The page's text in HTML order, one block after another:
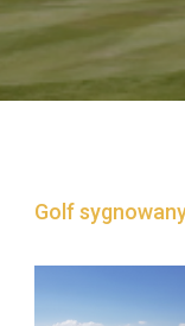
Golf